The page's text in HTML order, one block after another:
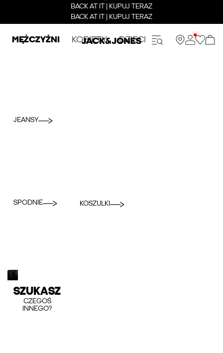
BACK AT IT | KUPUJ TERAZ
BACK AT IT | KUPUJ TERAZ
MĘŻCZYŹNI KOBIETY DZIECI
JEANSY
SPODNIE KOSZULKI
SZUKASZ
CZEGOŚ
INNEGO?